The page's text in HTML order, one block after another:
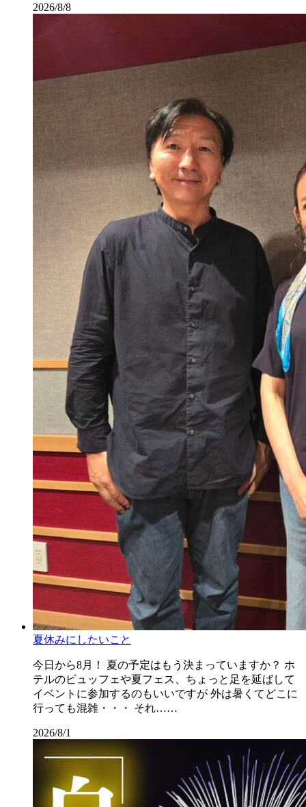
2026/8/8
夏休みにしたいこと
今日から8月！ 夏の予定はもう決まっていますか？ ホ
テルのビュッフェや夏フェス、ちょっと足を延ばして
イベントに参加するのもいいですが 外は暑くてどこに
行っても混雑・・・ それ……
2026/8/1